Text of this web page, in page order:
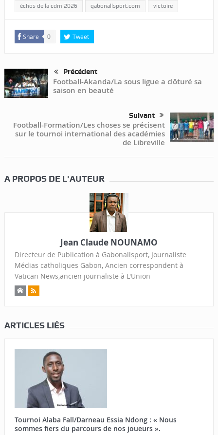
échos de la cdm 2026 gabonallsport.com victoire
Share 0 Tweet
Précédent
Football-Akanda/La sous ligue a clôturé sa
saison en beauté
Suivant
Football-Formation/Les choses se précisent
sur le tournoi international des académies
de Libreville
A PROPOS DE L'AUTEUR
Jean Claude NOUNAMO
Directeur de Publication à Gabonallsport, Journaliste
Médias catholiques Gabon, Ancien correspondent à
Vatican News,ancien journaliste à L'Union
ARTICLES LIÉS
Tournoi Alaba Fall/Darneau Essia Ndong : « Nous
sommes fiers du parcours de nos joueurs ».